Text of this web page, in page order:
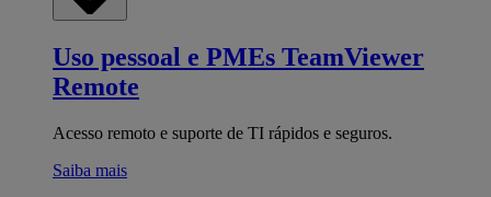
Uso pessoal e PMEs TeamViewer
Remote
Acesso remoto e suporte de TI rápidos e seguros.
Saiba mais